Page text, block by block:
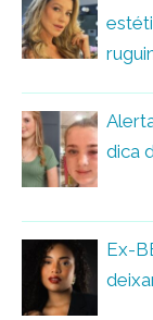
dica
Ex-